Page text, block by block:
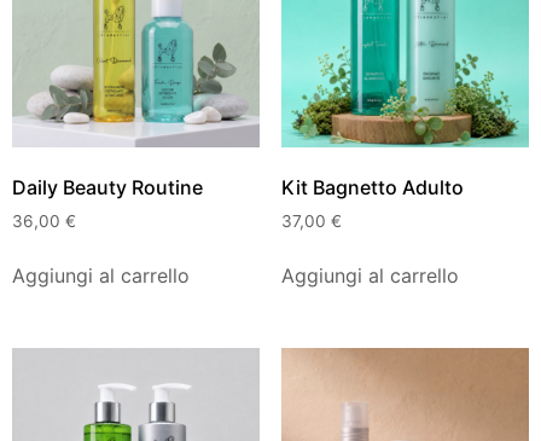
Daily Beauty Routine
36,00 €
Aggiungi al carrello
Kit Bagnetto Adulto
37,00 €
Aggiungi al carrello